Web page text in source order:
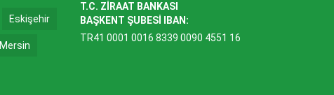
Eskişehir
Mersin
T.C. ZİRAAT BANKASI
BAŞKENT ŞUBESİ IBAN:
TR41 0001 0016 8339 0090 4551 16